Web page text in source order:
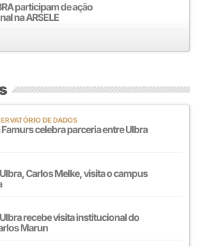
participam de ação
na ARSELE
DE DADOS
celebra parceria entre Ulbra
Carlos Melke, visita o campus
recebe visita institucional do
Marun